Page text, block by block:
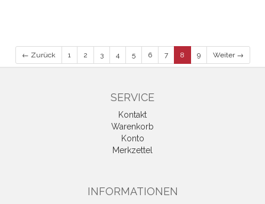
← Zurück 1 2 3 4 5 6 7 8 9 Weiter →
SERVICE
Kontakt
Warenkorb
Konto
Merkzettel
INFORMATIONEN